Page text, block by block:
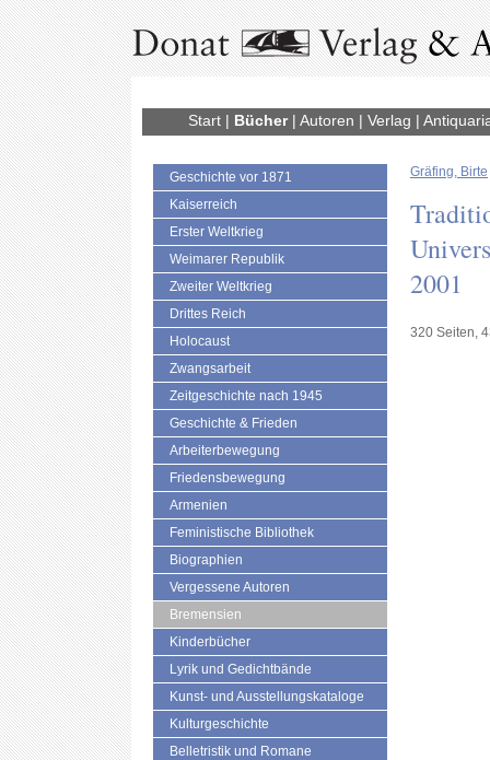
Start| Bücher| Autoren | Verlag |
Geschichte vor 1871
Kaiserreich
Erster Weltkrieg
Weimarer Republik
Zweiter Weltkrieg
Drittes Reich
Holocaust
Zwangsarbeit
Zeitgeschichte nach 1945
Geschichte & Frieden
Arbeiterbewegung
Friedensbewegung
Armenien
Feministische Bibliothek
Biographien
Vergessene Autoren
Bremensien
Kinderbücher
Lyrik und Gedichtbände
Kunst- und Ausstellungskataloge
Kulturgeschichte
Belletristik und Romane
Gräfing, Birte
2001
320 Seiten,